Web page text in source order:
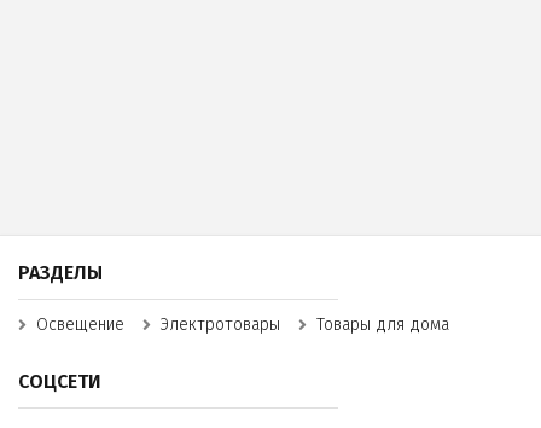
РАЗДЕЛЫ
Освещение Электротовары Товары для дома
СОЦСЕТИ